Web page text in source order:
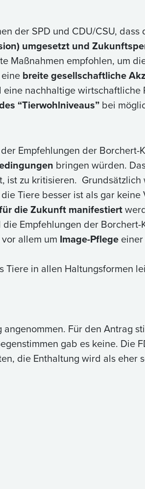
der SPD und CDU/CSU, dass
umgesetzt und
Maßnahmen empfohlen, um
breite gesellschaftliche
nachhaltige
“Tierwohlniveaus” bei
Empfehlungen der
bringen würden.
ist zu kritisieren. Grundsätzlich
Tiere besser ist als gar keine
die Zukunft manifestiert
Empfehlungen der Borchert-
allem um Image-Pflege
in allen Haltungsformen
Für den Antrag
gab es keine. Die
die Enthaltung wird als eher